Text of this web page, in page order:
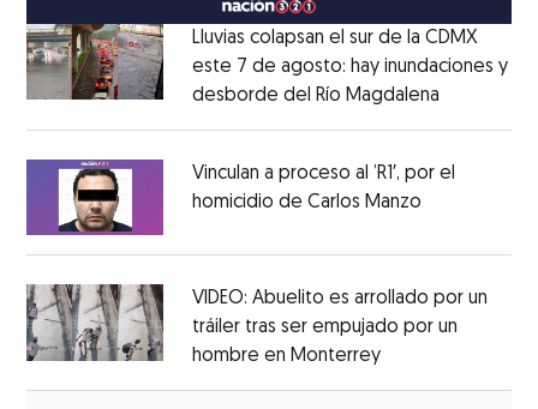
Lluvias colapsan el sur de la CDMX
este 7 de agosto: hay inundaciones y
desborde del Río Magdalena
Vinculan a proceso al ’R1′, por el
homicidio de Carlos Manzo
VIDEO: Abuelito es arrollado por un
tráiler tras ser empujado por un
hombre en MonterreyOpens in new